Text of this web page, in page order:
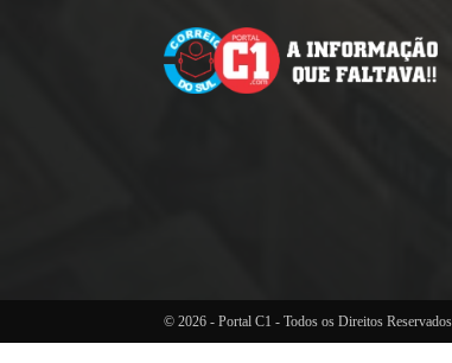
© 2026 - Portal C1 - Todos os Direitos Reservados